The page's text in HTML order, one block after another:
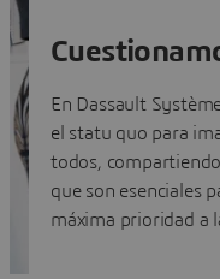
En Dassault
el statu quo para
todos,
que son esenciales
máxima prioridad a